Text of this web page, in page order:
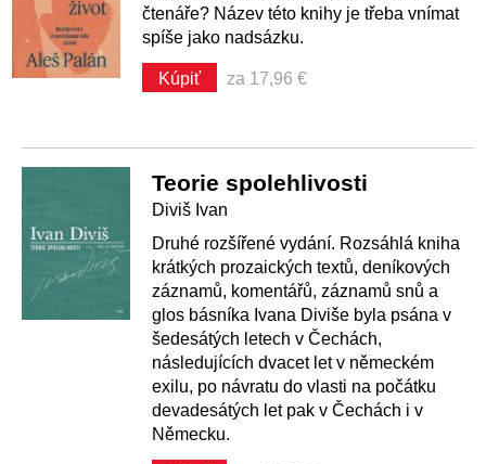
čtenáře? Název této knihy je třeba vnímat
spíše jako nadsázku.
Kúpiť za 17,96 €
Teorie spolehlivosti
Diviš Ivan
Druhé rozšířené vydání. Rozsáhlá kniha
krátkých prozaických textů, deníkových
záznamů, komentářů, záznamů snů a
glos básníka Ivana Diviše byla psána v
šedesátých letech v Čechách,
následujících dvacet let v německém
exilu, po návratu do vlasti na počátku
devadesátých let pak v Čechách i v
Německu.